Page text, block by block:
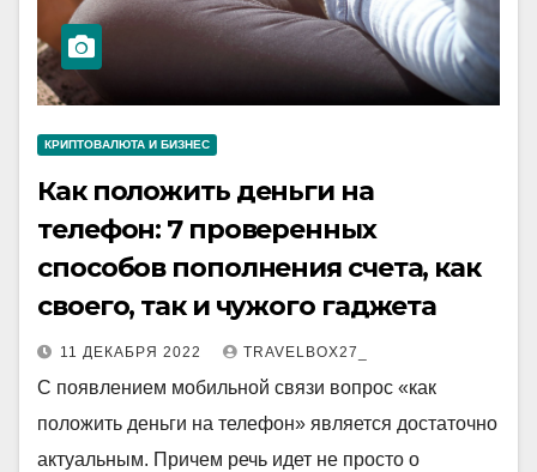
КРИПТОВАЛЮТА И БИЗНЕС
Как положить деньги на
телефон: 7 проверенных
способов пополнения счета, как
своего, так и чужого гаджета
11 ДЕКАБРЯ 2022 TRAVELBOX27_
С появлением мобильной связи вопрос «как
положить деньги на телефон» является достаточно
актуальным. Причем речь идет не просто о